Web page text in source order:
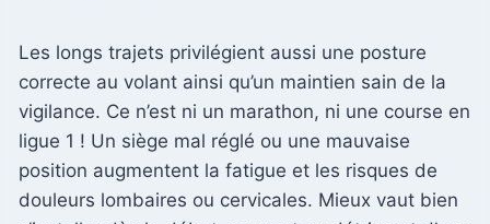
Les longs trajets privilégient aussi une posture
correcte au volant ainsi qu’un maintien sain de la
vigilance. Ce n’est ni un marathon, ni une course en
ligue 1 ! Un siège mal réglé ou une mauvaise
position augmentent la fatigue et les risques de
douleurs lombaires ou cervicales. Mieux vaut bien